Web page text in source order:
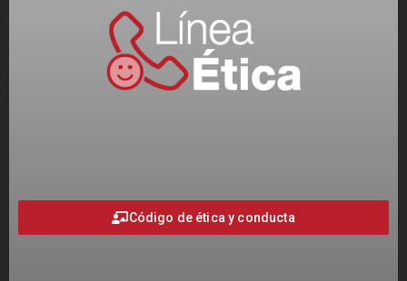
Código de ética y conducta